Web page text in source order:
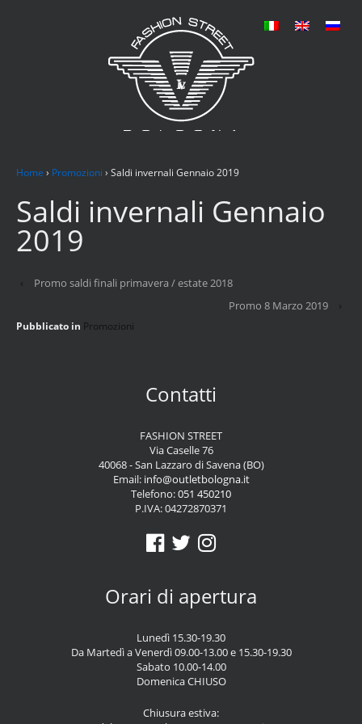
Home › Promozioni › Saldi invernali Gennaio 2019
Saldi invernali Gennaio
2019
‹
Promo saldi finali primavera / estate 2018
Promo 8 Marzo 2019
›
Pubblicato in Promozioni
Contatti
FASHION STREET
Via Caselle 76
40068 - San Lazzaro di Savena (BO)
Email: info@outletbologna.it
Telefono:051 450210
P.IVA: 04272870371
Orari di apertura
Lunedì 15.30-19.30
Da Martedì a Venerdì 09.00-13.00 e 15.30-19.30
Sabato 10.00-14.00
Domenica CHIUSO
Chiusura estiva: